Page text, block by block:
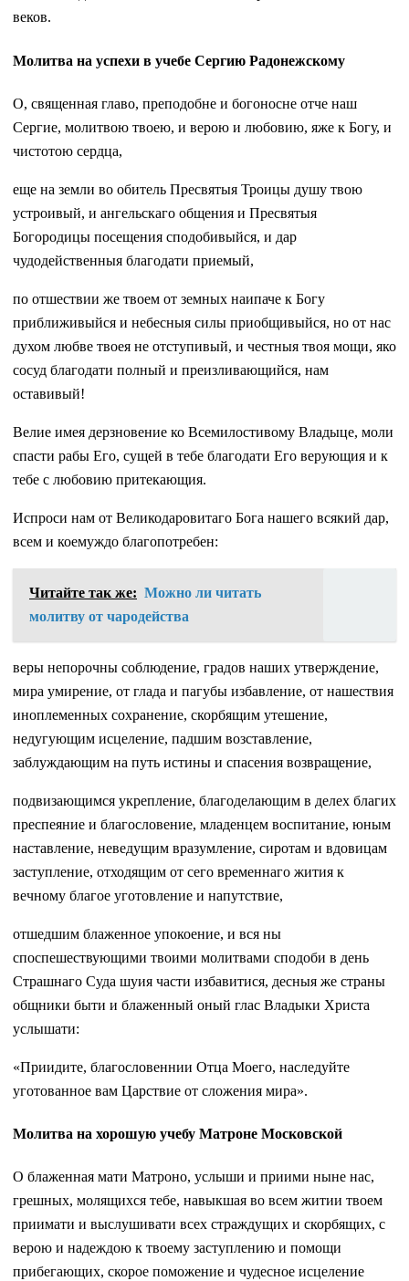
веков.
Молитва на успехи в учебе Сергию Радонежскому
О, священная главо, преподобне и богоносне отче наш
Сергие, молитвою твоею, и верою и любовию, яже к Богу, и
чистотою сердца,
еще на земли во обитель Пресвятыя Троицы душу твою
устроивый, и ангельскаго общения и Пресвятыя
Богородицы посещения сподобивыйся, и дар
чудодейственныя благодати приемый,
по отшествии же твоем от земных наипаче к Богу
приближивыйся и небесныя силы приобщивыйся, но от нас
духом любве твоея не отступивый, и честныя твоя мощи, яко
сосуд благодати полный и преизливающийся, нам
оставивый!
Велие имея дерзновение ко Всемилостивому Владыце, моли
спасти рабы Его, сущей в тебе благодати Его верующия и к
тебе с любовию притекающия.
Испроси нам от Великодаровитаго Бога нашего всякий дар,
всем и коемуждо благопотребен:
Читайте так же: Можно ли читать
молитву от чародейства
веры непорочны соблюдение, градов наших утверждение,
мира умирение, от глада и пагубы избавление, от нашествия
иноплеменных сохранение, скорбящим утешение,
недугующим исцеление, падшим возставление,
заблуждающим на путь истины и спасения возвращение,
подвизающимся укрепление, благоделающим в делех благих
преспеяние и благословение, младенцем воспитание, юным
наставление, неведущим вразумление, сиротам и вдовицам
заступление, отходящим от сего временнаго жития к
вечному благое уготовление и напутствие,
отшедшим блаженное упокоение, и вся ны
споспешествующими твоими молитвами сподоби в день
Страшнаго Суда шуия части избавитися, десныя же страны
общники быти и блаженный оный глас Владыки Христа
услышати:
«Приидите, благословеннии Отца Моего, наследуйте
уготованное вам Царствие от сложения мира».
Молитва на хорошую учебу Матроне Московской
О блаженная мати Матроно, услыши и приими ныне нас,
грешных, молящихся тебе, навыкшая во всем житии твоем
приимати и выслушивати всех страждущих и скорбящих, с
верою и надеждою к твоему заступлению и помощи
прибегающих, скорое поможение и чудесное исцеление